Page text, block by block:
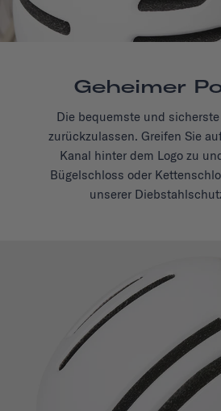
Geheimer
Die bequemste und
zurückzulassen. Greifen Sie
Kanal hinter dem Logo zu
Bügelschloss oder
unserer